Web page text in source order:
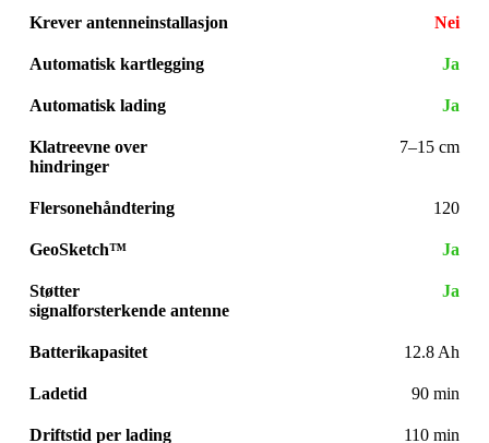
Krever antenneinstallasjon Nei
Automatisk kartlegging Ja
Automatisk lading Ja
Klatreevne over
hindringer
7–15 cm
Flersonehåndtering 120
GeoSketch™ Ja
Støtter
signalforsterkende antenne
Ja
Batterikapasitet 12.8 Ah
Ladetid 90 min
Driftstid per lading 110 min